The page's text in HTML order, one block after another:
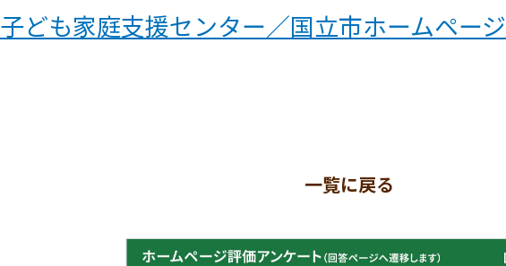
子ども家庭支援センター／国立市ホームページ
一覧に戻る